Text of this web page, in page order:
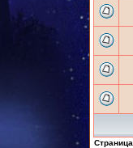
Страница